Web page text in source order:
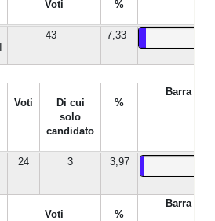
Voti %
43 7,33
Voti
Di cui
solo
candidato
%
Barra %
24 3 3,97
Voti %
Barra %